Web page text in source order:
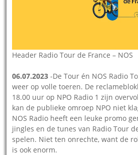
Header Radio Tour de France – NOS
06.07.2023 -De Tour én NOS Radio
weer op volle toeren. De
18.00 uur op NPO Radio 1 zijn
kan de publieke omroep NPO niet
NOS Radio heeft een leuke promo
jingles en de tunes van Radio Tour
spelen. Niet ten onrechte, want de
is ook enorm.